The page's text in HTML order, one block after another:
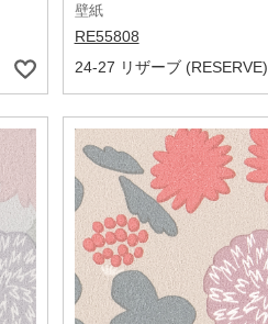
壁紙
RE55808
24-27 リザーブ (RESERVE)